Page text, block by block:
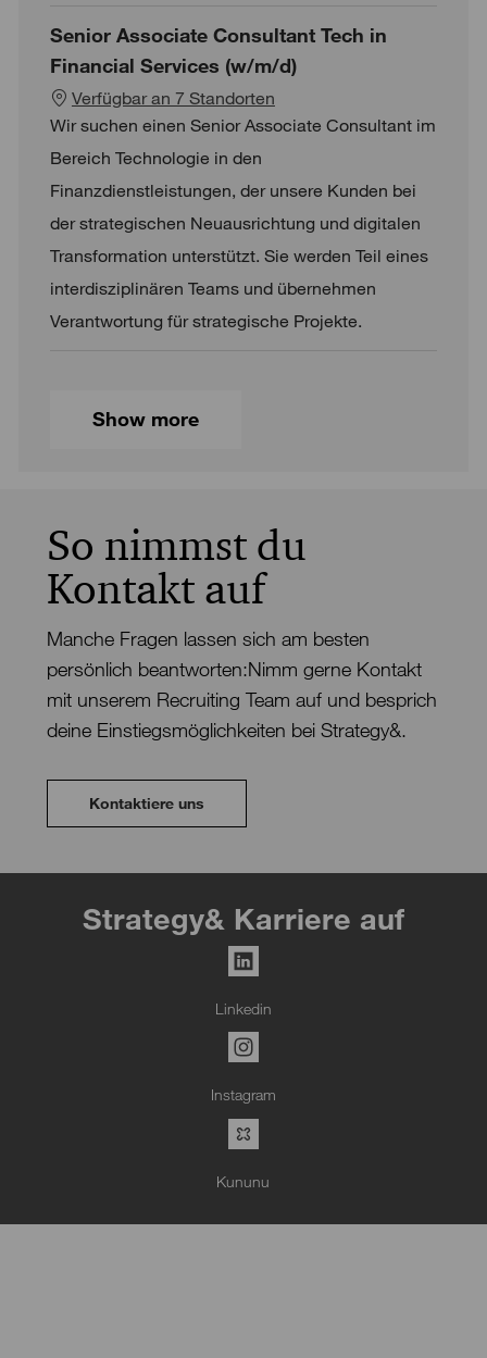
Senior Associate Consultant Tech in
Financial Services (w/m/d)
Verfügbar an 7 Standorten
Wir suchen einen Senior Associate Consultant im
Bereich Technologie in den
Finanzdienstleistungen, der unsere Kunden bei
der strategischen Neuausrichtung und digitalen
Transformation unterstützt. Sie werden Teil eines
interdisziplinären Teams und übernehmen
Verantwortung für strategische Projekte.
Show more
So nimmst du
Kontakt auf
Manche Fragen lassen sich am besten
persönlich beantworten:Nimm gerne Kontakt
mit unserem Recruiting Team auf und besprich
deine Einstiegsmöglichkeiten bei Strategy&.
Kontaktiere uns
Strategy& Karriere auf
Linkedin
Instagram
Kununu